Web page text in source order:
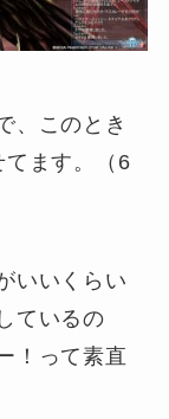
、このとき
てます。（6
いいくらい
ているの
！って素直